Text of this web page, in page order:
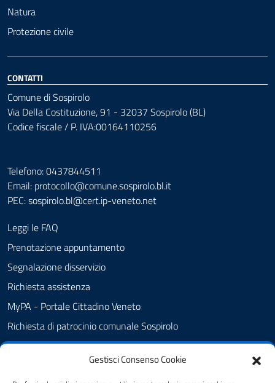
Gestisci Consenso Cookie
Natura
Protezione civile
CONTATTI
Comune di Sospirolo
Via Della Costituzione, 91 - 32037 Sospirolo (BL)
Codice fiscale / P. IVA:00164110256
Telefono: 0437844511
Email: protocollo@comune.sospirolo.bl.it
PEC:sospirolo.bl@cert.ip-veneto.net
Leggi le FAQ
Prenotazione appuntamento
Segnalazione disservizio
Richiesta assistenza
MyPA - Portale Cittadino Veneto
Richiesta di patrocinio comunale Sospirolo
Amministrazione trasparente